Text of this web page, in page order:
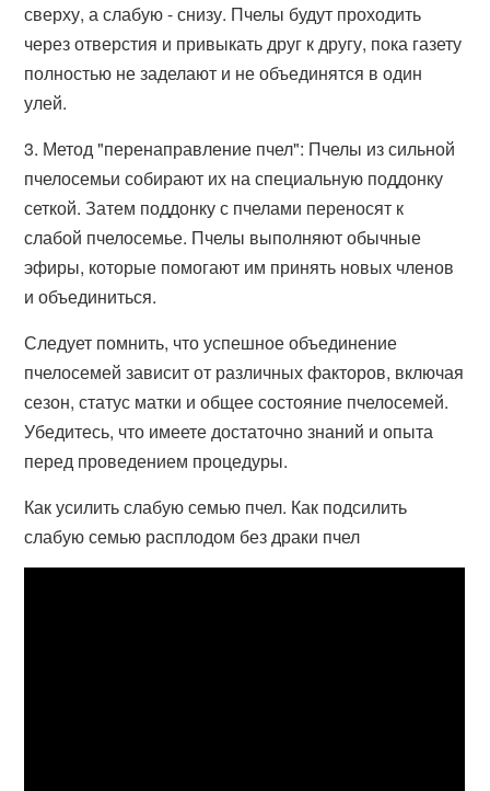
сверху, а слабую - снизу. Пчелы будут проходить
через отверстия и привыкать друг к другу, пока газету
полностью не заделают и не объединятся в один
улей.
3. Метод "перенаправление пчел": Пчелы из сильной
пчелосемьи собирают их на специальную поддонку
сеткой. Затем поддонку с пчелами переносят к
слабой пчелосемье. Пчелы выполняют обычные
эфиры, которые помогают им принять новых членов
и объединиться.
Следует помнить, что успешное объединение
пчелосемей зависит от различных факторов, включая
сезон, статус матки и общее состояние пчелосемей.
Убедитесь, что имеете достаточно знаний и опыта
перед проведением процедуры.
Как усилить слабую семью пчел. Как подсилить
слабую семью расплодом без драки пчел